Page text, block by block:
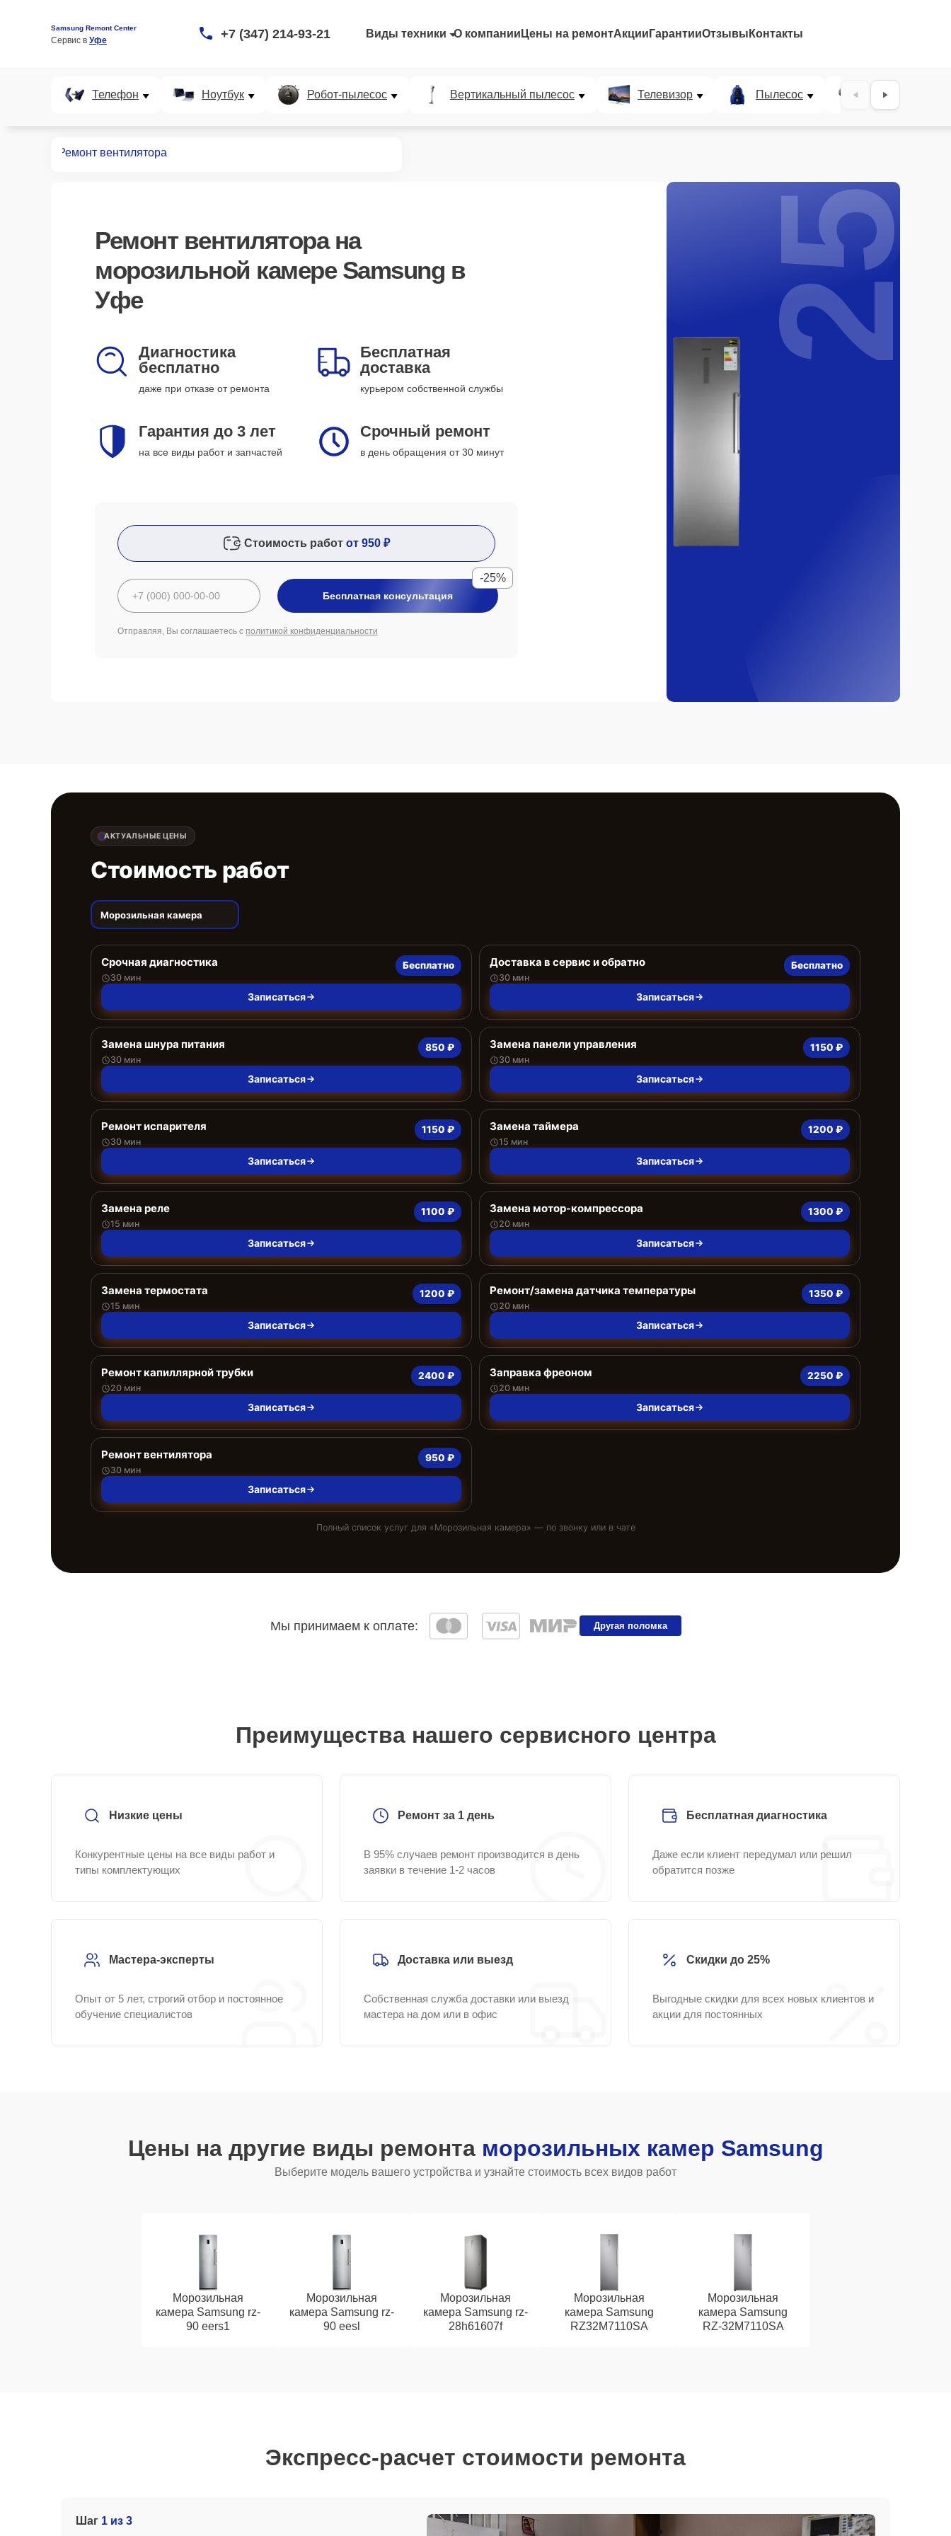
Samsung Remont Center
Сервис в Уфе +7 (347) 214-93-21 Виды техники О компании Цены на ремонтАкции ГарантииОтзывы Контакты
Телефон Ноутбук Робот-пылесос Вертикальный пылесос Телевизор Пылесос Проектор
Ремонт вентилятора
Ремонт вентиляторана
морозильной камере Samsung в
Уфе
Диагностика
бесплатно
даже при отказе от ремонта
Бесплатная
доставка
курьером собственной службы
Гарантия до 3 лет
на все виды работ и запчастей
Срочный ремонт
в день обращения от 30 минут
Стоимость работ от 950 ₽
Бесплатная консультация
-25%
Отправляя, Вы соглашаетесь с политикой конфиденциальности
25%
АКТУАЛЬНЫЕ ЦЕНЫ
Стоимость работ
Морозильная камера
Срочная диагностика
30 мин
Бесплатно
Записаться
Доставка в сервис и обратно
30 мин
Бесплатно
Записаться
Замена шнура питания
30 мин
850 ₽
Записаться
Замена панели управления
30 мин
1150 ₽
Записаться
Ремонт испарителя
30 мин
1150 ₽
Записаться
Замена таймера
15 мин
1200 ₽
Записаться
Замена реле
15 мин
1100 ₽
Записаться
Замена мотор-компрессора
20 мин
1300 ₽
Записаться
Замена термостата
15 мин
1200 ₽
Записаться
Ремонт/замена датчика температуры
20 мин
1350 ₽
Записаться
Ремонт капиллярной трубки
20 мин
2400 ₽
Записаться
Заправка фреоном
20 мин
2250 ₽
Записаться
Ремонт вентилятора
30 мин
950 ₽
Записаться
Полный список услуг для «Морозильная камера» — по звонку или в чате
Мы принимаем к оплате: Другая поломка
Преимущества нашего сервисного центра
Низкие цены
Конкурентные цены на все виды работ и
типы комплектующих
Ремонт за 1 день
В 95% случаев ремонт производится в день
заявки в течение 1-2 часов
Бесплатная диагностика
Даже если клиент передумал или решил
обратится позже
Мастера-эксперты
Опыт от 5 лет, строгий отбор и постоянное
обучение специалистов
Доставка или выезд
Собственная служба доставки или выезд
мастера на дом или в офис
Скидки до 25%
Выгодные скидки для всех новых клиентов и
акции для постоянных
Цены на другие виды ремонта морозильных камер Samsung
Выберите модель вашего устройства и узнайте стоимость всех видов работ
Морозильная
камера Samsung rz-
90 eers1
Морозильная
камера Samsung rz-
90 eesl
Морозильная
камера Samsung rz-
28h61607f
Морозильная
камера Samsung
RZ32M7110SA
Морозильная
камера Samsung
RZ-32M7110SA
Экспресс-расчет стоимости ремонта
Шаг 1 из 3